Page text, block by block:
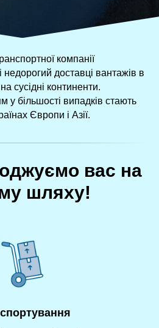
компанії
недорогий доставці вантажів в
сусідні континенти.
більшості випадків стають
Європи і Азії.
вас на
шляху!